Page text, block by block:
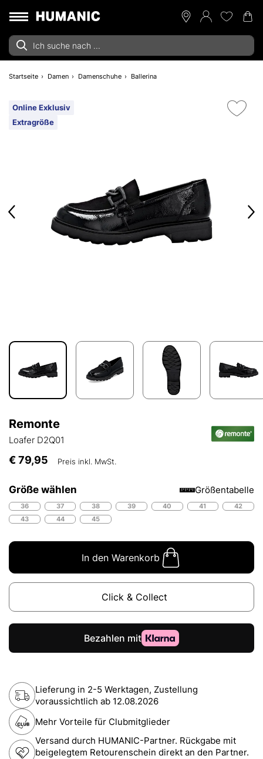
Startseite Damen Damenschuhe Ballerina
Online Exklusiv
Extragröße
Remonte
Loafer D2Q01
€ 79,95 Preis inkl. MwSt.
Größe wählen Größentabelle
36 37 38 39 40 41
42
43
44 45
In den Warenkorb
Click & Collect
Lieferung in 2-5 Werktagen, Zustellung
voraussichtlich ab 12.08.2026
Mehr Vorteile für Clubmitglieder
Versand durch HUMANIC-Partner. Rückgabe mit
beigelegtem Retourenschein direkt an den Partner.